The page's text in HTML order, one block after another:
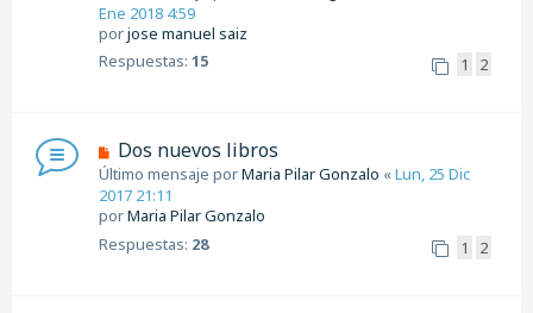
Ene 2018 4:59
porjose manuel saiz
Respuestas: 15 1 2
Dos nuevos libros
Último mensaje porMaria Pilar Gonzalo «Lun, 25 Dic
2017 21:11
porMaria Pilar Gonzalo
Respuestas: 28 1 2